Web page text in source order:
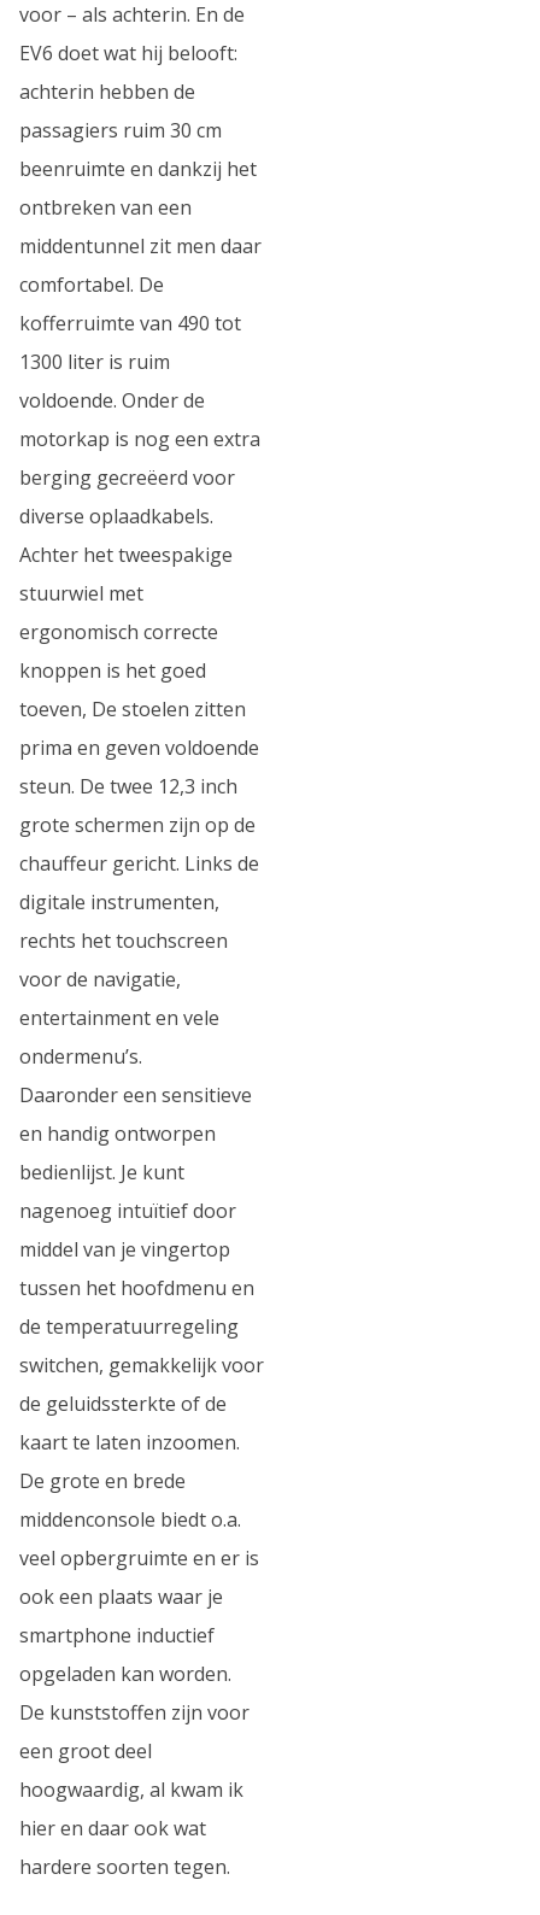
voor – als achterin. En de
EV6 doet wat hij belooft:
achterin hebben de
passagiers ruim 30 cm
beenruimte en dankzij het
ontbreken van een
middentunnel zit men daar
comfortabel. De
kofferruimte van 490 tot
1300 liter is ruim
voldoende. Onder de
motorkap is nog een extra
berging gecreëerd voor
diverse oplaadkabels.
Achter het tweespakige
stuurwiel met
ergonomisch correcte
knoppen is het goed
toeven, De stoelen zitten
prima en geven voldoende
steun. De twee 12,3 inch
grote schermen zijn op de
chauffeur gericht. Links de
digitale instrumenten,
rechts het touchscreen
voor de navigatie,
entertainment en vele
ondermenu’s.
Daaronder een sensitieve
en handig ontworpen
bedienlijst. Je kunt
nagenoeg intuïtief door
middel van je vingertop
tussen het hoofdmenu en
de temperatuurregeling
switchen, gemakkelijk voor
de geluidssterkte of de
kaart te laten inzoomen.
De grote en brede
middenconsole biedt o.a.
veel opbergruimte en er is
ook een plaats waar je
smartphone inductief
opgeladen kan worden.
De kunststoffen zijn voor
een groot deel
hoogwaardig, al kwam ik
hier en daar ook wat
hardere soorten tegen.